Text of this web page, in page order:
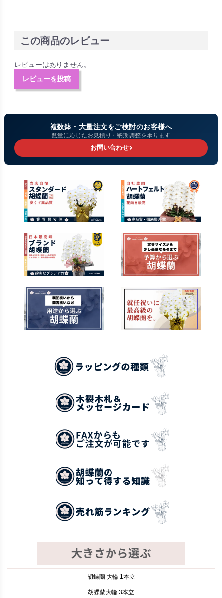
この商品のレビュー
レビューはありません。
レビューを投稿
複数鉢・大量注文をご検討のお客様へ
数量に応じたお見積り・納期調整を承ります
お問い合わせ
胡蝶蘭 大輪 1本立
胡蝶蘭大輪 3本立